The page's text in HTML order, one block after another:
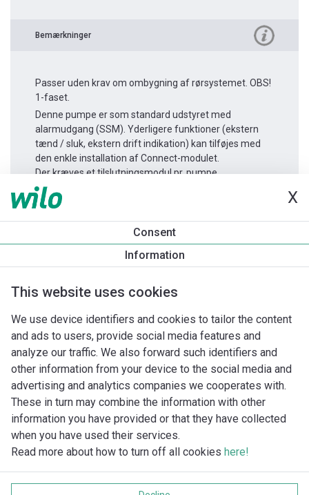
X
Consent
Information
This website uses cookies
We use device identifiers and cookies to tailor the content
and ads to users, provide social media features and
analyze our traffic. We also forward such identifiers and
other information from your device to the social media and
advertising and analytics companies we cooperates with.
These in turn may combine the information with other
information you have provided or that they have collected
when you have used their services.
Read more about how to turn off all cookies here!
Bemærkninger
Passer uden krav om ombygning af rørsystemet. OBS!
1-faset.
Denne pumpe er som standard udstyret med
alarmudgang (SSM). Yderligere funktioner (ekstern
tænd / sluk, ekstern drift indikation) kan tilføjes med
den enkle installation af Connect-modulet.
Der kræves et tilslutningsmodul pr. pumpe.
Produktinformation
Yonos MAXO-D 40/0,5-12
Databeskyttelse